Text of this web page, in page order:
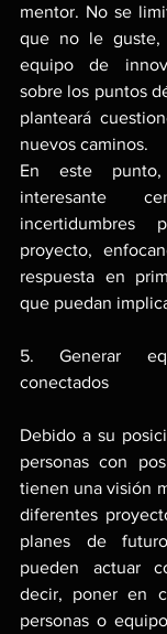
mentor. No se
que no le guste,
equipo de
sobre los puntos
planteará
nuevos caminos.
En este punto,
interesante
incertidumbres
proyecto,
respuesta en
que puedan
5. Generar
conectados
Debido a su
personas con
tienen una visión
diferentes
planes de
pueden actuar
decir, poner en
personas o